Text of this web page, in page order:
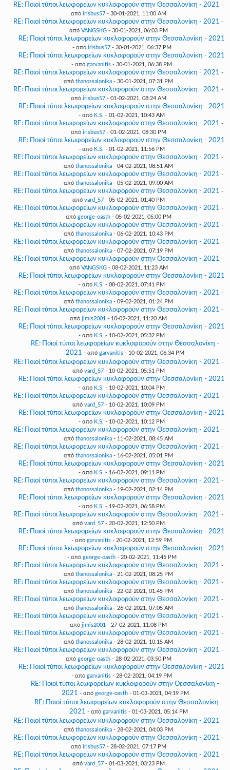
RE: Ποιοί τύποι λεωφορείων κυκλοφορούν στην Θεσσαλονίκη - 2021 -
από irisbus57- 30-01-2021, 11:00 AM
RE: Ποιοί τύποι λεωφορείων κυκλοφορούν στην Θεσσαλονίκη - 2021 -
από VANGSKG- 30-01-2021, 06:03 PM
RE: Ποιοί τύποι λεωφορείων κυκλοφορούν στην Θεσσαλονίκη - 2021
- από irisbus57- 30-01-2021, 06:37 PM
RE: Ποιοί τύποι λεωφορείων κυκλοφορούν στην Θεσσαλονίκη - 2021
- από garvanitis - 30-01-2021, 06:38 PM
RE: Ποιοί τύποι λεωφορείων κυκλοφορούν στην Θεσσαλονίκη - 2021 -
από thanossalonika - 30-01-2021, 07:31 PM
RE: Ποιοί τύποι λεωφορείων κυκλοφορούν στην Θεσσαλονίκη - 2021 -
από irisbus57- 01-02-2021, 08:24 AM
RE: Ποιοί τύποι λεωφορείων κυκλοφορούν στην Θεσσαλονίκη - 2021
- από K.S. - 01-02-2021, 10:43 AM
RE: Ποιοί τύποι λεωφορείων κυκλοφορούν στην Θεσσαλονίκη - 2021 -
από irisbus57- 01-02-2021, 08:30 PM
RE: Ποιοί τύποι λεωφορείων κυκλοφορούν στην Θεσσαλονίκη - 2021
- από K.S. - 01-02-2021, 11:56 PM
RE: Ποιοί τύποι λεωφορείων κυκλοφορούν στην Θεσσαλονίκη - 2021 -
από thanossalonika - 04-02-2021, 08:51 AM
RE: Ποιοί τύποι λεωφορείων κυκλοφορούν στην Θεσσαλονίκη - 2021 -
από thanossalonika - 05-02-2021, 09:00 AM
RE: Ποιοί τύποι λεωφορείων κυκλοφορούν στην Θεσσαλονίκη - 2021 -
από vard_57- 05-02-2021, 01:40 PM
RE: Ποιοί τύποι λεωφορείων κυκλοφορούν στην Θεσσαλονίκη - 2021 -
από george-oasth- 05-02-2021, 05:00 PM
RE: Ποιοί τύποι λεωφορείων κυκλοφορούν στην Θεσσαλονίκη - 2021 -
από thanossalonika - 06-02-2021, 10:43 PM
RE: Ποιοί τύποι λεωφορείων κυκλοφορούν στην Θεσσαλονίκη - 2021 -
από thanossalonika - 07-02-2021, 07:19 PM
RE: Ποιοί τύποι λεωφορείων κυκλοφορούν στην Θεσσαλονίκη - 2021 -
από VANGSKG- 08-02-2021, 11:23 AM
RE: Ποιοί τύποι λεωφορείων κυκλοφορούν στην Θεσσαλονίκη - 2021
- από K.S. - 08-02-2021, 07:41 PM
RE: Ποιοί τύποι λεωφορείων κυκλοφορούν στην Θεσσαλονίκη - 2021 -
από thanossalonika - 09-02-2021, 01:24 PM
RE: Ποιοί τύποι λεωφορείων κυκλοφορούν στην Θεσσαλονίκη - 2021 -
από jimis2001 - 10-02-2021, 11:20 AM
RE: Ποιοί τύποι λεωφορείων κυκλοφορούν στην Θεσσαλονίκη - 2021
- από K.S. - 10-02-2021, 05:32 PM
RE: Ποιοί τύποι λεωφορείων κυκλοφορούν στην Θεσσαλονίκη -
2021 - από garvanitis - 10-02-2021, 06:34 PM
RE: Ποιοί τύποι λεωφορείων κυκλοφορούν στην Θεσσαλονίκη - 2021 -
από vard_57- 10-02-2021, 05:51 PM
RE: Ποιοί τύποι λεωφορείων κυκλοφορούν στην Θεσσαλονίκη - 2021
- από K.S. - 10-02-2021, 10:04 PM
RE: Ποιοί τύποι λεωφορείων κυκλοφορούν στην Θεσσαλονίκη - 2021 -
από vard_57- 10-02-2021, 10:09 PM
RE: Ποιοί τύποι λεωφορείων κυκλοφορούν στην Θεσσαλονίκη - 2021
- από K.S. - 10-02-2021, 10:12 PM
RE: Ποιοί τύποι λεωφορείων κυκλοφορούν στην Θεσσαλονίκη - 2021 -
από thanossalonika - 11-02-2021, 08:45 AM
RE: Ποιοί τύποι λεωφορείων κυκλοφορούν στην Θεσσαλονίκη - 2021 -
από thanossalonika - 16-02-2021, 05:01 PM
RE: Ποιοί τύποι λεωφορείων κυκλοφορούν στην Θεσσαλονίκη - 2021
- από K.S. - 16-02-2021, 09:11 PM
RE: Ποιοί τύποι λεωφορείων κυκλοφορούν στην Θεσσαλονίκη - 2021 -
από thanossalonika - 19-02-2021, 02:14 PM
RE: Ποιοί τύποι λεωφορείων κυκλοφορούν στην Θεσσαλονίκη - 2021
- από K.S. - 19-02-2021, 06:58 PM
RE: Ποιοί τύποι λεωφορείων κυκλοφορούν στην Θεσσαλονίκη - 2021 -
από vard_57- 20-02-2021, 12:50 PM
RE: Ποιοί τύποι λεωφορείων κυκλοφορούν στην Θεσσαλονίκη - 2021
- από garvanitis - 20-02-2021, 12:59 PM
RE: Ποιοί τύποι λεωφορείων κυκλοφορούν στην Θεσσαλονίκη - 2021
- από george-oasth- 20-02-2021, 11:45 PM
RE: Ποιοί τύποι λεωφορείων κυκλοφορούν στην Θεσσαλονίκη - 2021 -
από thanossalonika - 21-02-2021, 08:25 PM
RE: Ποιοί τύποι λεωφορείων κυκλοφορούν στην Θεσσαλονίκη - 2021 -
από thanossalonika - 22-02-2021, 01:45 PM
RE: Ποιοί τύποι λεωφορείων κυκλοφορούν στην Θεσσαλονίκη - 2021 -
από thanossalonika - 26-02-2021, 07:05 AM
RE: Ποιοί τύποι λεωφορείων κυκλοφορούν στην Θεσσαλονίκη - 2021 -
από jimis2001 - 27-02-2021, 11:08 PM
RE: Ποιοί τύποι λεωφορείων κυκλοφορούν στην Θεσσαλονίκη - 2021 -
από thanossalonika - 28-02-2021, 10:15 AM
RE: Ποιοί τύποι λεωφορείων κυκλοφορούν στην Θεσσαλονίκη - 2021 -
από george-oasth- 28-02-2021, 03:50 PM
RE: Ποιοί τύποι λεωφορείων κυκλοφορούν στην Θεσσαλονίκη - 2021
- από garvanitis - 28-02-2021, 04:19 PM
RE: Ποιοί τύποι λεωφορείων κυκλοφορούν στην Θεσσαλονίκη -
2021 - από george-oasth- 01-03-2021, 04:19 PM
RE: Ποιοί τύποι λεωφορείων κυκλοφορούν στην Θεσσαλονίκη -
2021 - από garvanitis- 01-03-2021, 05:14 PM
RE: Ποιοί τύποι λεωφορείων κυκλοφορούν στην Θεσσαλονίκη - 2021 -
από thanossalonika - 28-02-2021, 04:03 PM
RE: Ποιοί τύποι λεωφορείων κυκλοφορούν στην Θεσσαλονίκη - 2021 -
από irisbus57- 28-02-2021, 07:17 PM
RE: Ποιοί τύποι λεωφορείων κυκλοφορούν στην Θεσσαλονίκη - 2021 -
από vard_57- 01-03-2021, 03:23 PM